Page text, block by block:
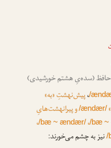
حافظ (سده‌یِ هشتم خورشیدی)
/،پیش‌نهشتِ «به»
/ændær/و پیرانهشت‌هایِ
/bæ ~،/bæ ~ ændær/،
/نیز به چشم می‌خورند: